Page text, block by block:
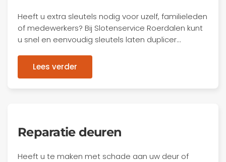
Heeft u extra sleutels nodig voor uzelf, familieleden
of medewerkers? Bij Slotenservice Roerdalen kunt
u snel en eenvoudig sleutels laten duplicer…
Lees verder
Reparatie deuren
Heeft u te maken met schade aan uw deur of